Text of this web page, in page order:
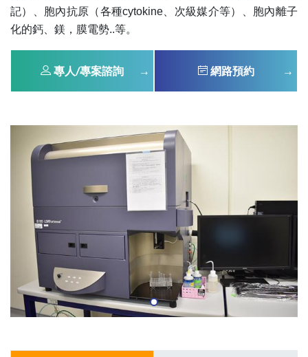
記）、胞內抗原（各種cytokine、次級媒介等）、胞內離子
化的鈣、鎂，膜電勢..等。
專人/專案諮詢 網路預約